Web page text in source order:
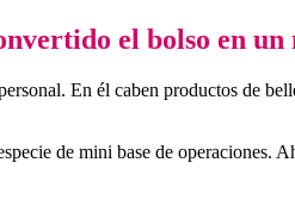
el bolso en un
En él caben productos de
de mini base de operaciones.